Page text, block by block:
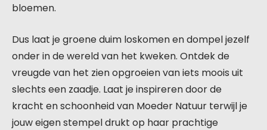
bloemen.
Dus laat je groene duim loskomen en dompel jezelf
onder in de wereld van het kweken. Ontdek de
vreugde van het zien opgroeien van iets moois uit
slechts een zaadje. Laat je inspireren door de
kracht en schoonheid van Moeder Natuur terwijl je
jouw eigen stempel drukt op haar prachtige